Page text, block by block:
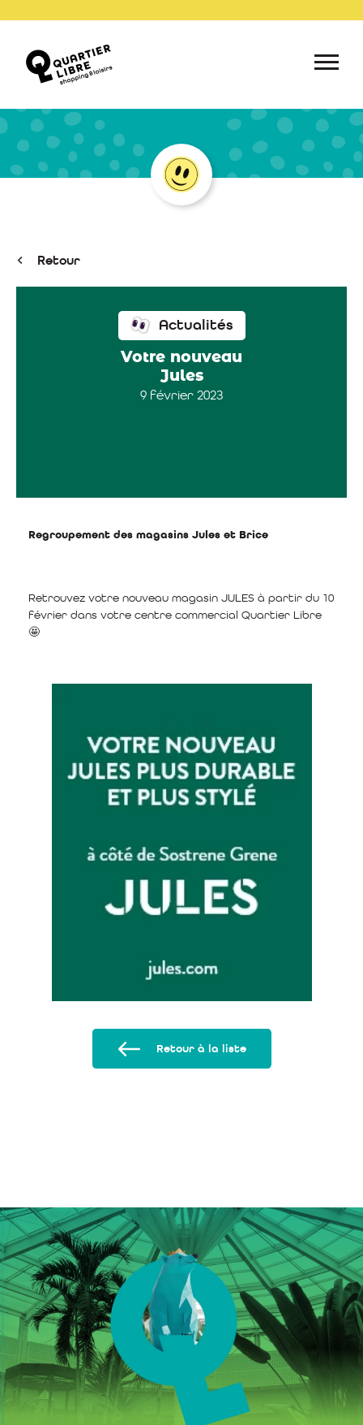
Retour
Actualités
Votre nouveau
Jules
9 février 2023
Regroupement des magasins Jules et Brice
Retrouvez votre nouveau magasin JULES à partir du 10
février dans votre centre commercial Quartier Libre
🤩
Retour à la liste